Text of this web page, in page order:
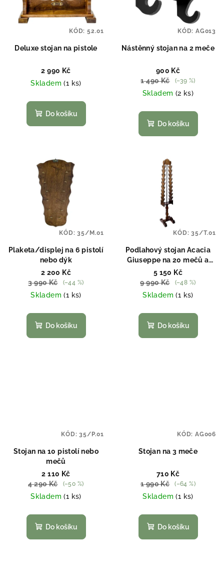
Deluxe stojan na pistole
2 990 Kč
Skladem(1 ks)
Do košíku
KÓD: 52.01
Nástěnný stojan na 2 meče
900 Kč
1 490 Kč
(–39 %)
Skladem (2 ks)
Do košíku
KÓD: AG013
Plaketa/displej na 6 pistolí
nebo dýk
2 200 Kč
3 990 Kč
(–44 %)
Skladem(1 ks)
Do košíku
KÓD:35/M.01
Podlahový stojan Acacia
Giuseppe na 20 mečů a
pistolí
5 150 Kč
9 990 Kč
(–48 %)
Skladem(1 ks)
Do košíku
KÓD:35/T.01
Stojan na 10 pistolí nebo
mečů
2 110 Kč
4 290 Kč
(–50 %)
Skladem(1 ks)
Do košíku
KÓD:35/P.01
Stojan na 3 meče
710 Kč
1 990 Kč
(–64 %)
Skladem(1 ks)
Do košíku
KÓD: AG006